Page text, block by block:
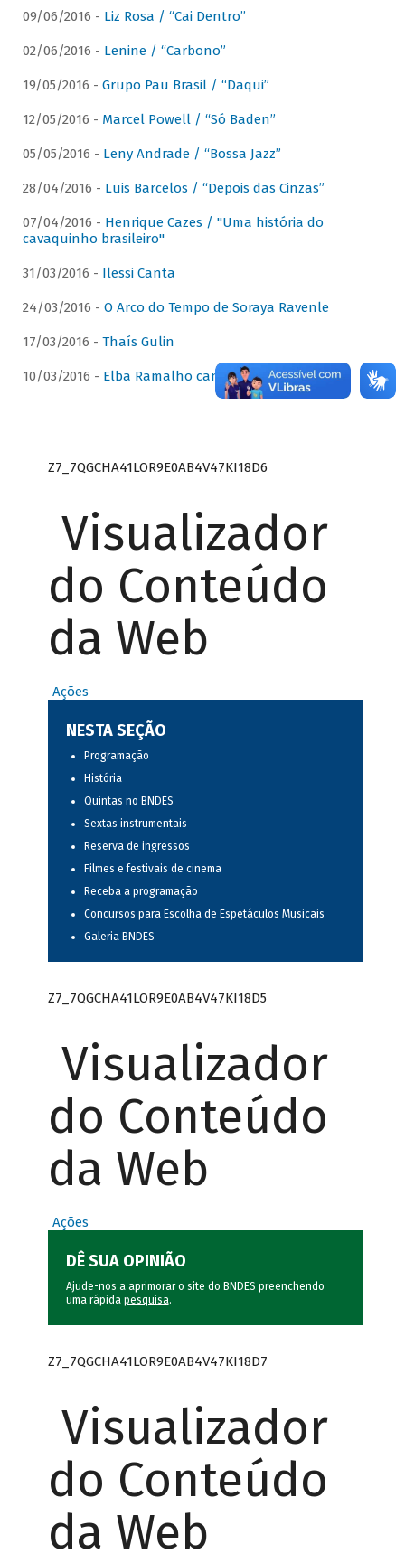
09/06/2016 - Liz Rosa / “Cai Dentro”
02/06/2016 - Lenine / “Carbono”
19/05/2016 - Grupo Pau Brasil / “Daqui”
12/05/2016 - Marcel Powell / “Só Baden”
05/05/2016 - Leny Andrade / “Bossa Jazz”
28/04/2016 - Luis Barcelos / “Depois das Cinzas”
07/04/2016 - Henrique Cazes / "Uma história do
cavaquinho brasileiro"
31/03/2016 - Ilessi Canta
24/03/2016 - O Arco do Tempo de Soraya Ravenle
17/03/2016 - Thaís Gulin
10/03/2016 - Elba Ramalho canta Dominguinhos
Z7_7QGCHA41LOR9E0AB4V47KI18D6
Visualizador
do Conteúdo
da Web
Ações
NESTA SEÇÃO
Programação
História
Quintas no BNDES
Sextas instrumentais
Reserva de ingressos
Filmes e festivais de cinema
Receba a programação
Concursos para Escolha de Espetáculos Musicais
Galeria BNDES
Z7_7QGCHA41LOR9E0AB4V47KI18D5
Visualizador
do Conteúdo
da Web
Ações
DÊ SUA OPINIÃO
Ajude-nos a aprimorar o site do BNDES preenchendo
uma rápida pesquisa.
Z7_7QGCHA41LOR9E0AB4V47KI18D7
Visualizador
do Conteúdo
da Web